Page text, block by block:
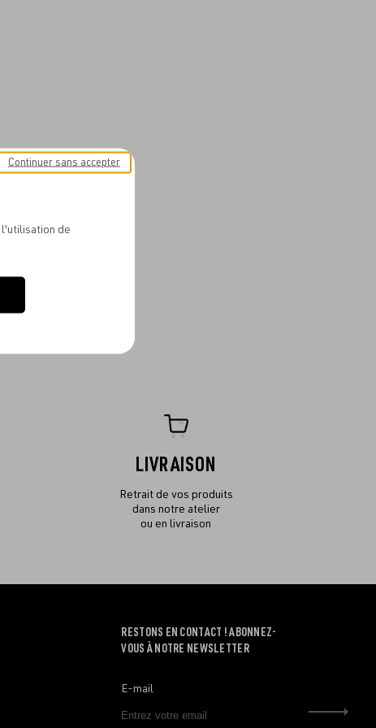
LIVRAISON
Retrait de vos produits
dans notre atelier
ou en livraison
RESTONS EN CONTACT ! ABONNEZ-
VOUS À NOTRE NEWSLETTER
E-mail
de
Continuer sans accepter